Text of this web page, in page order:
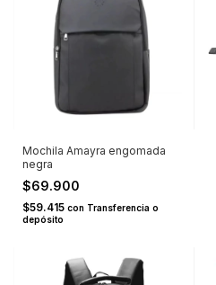
Mochila Amayra engomada
negra
$69.900
$59.415 con Transferencia o
depósito